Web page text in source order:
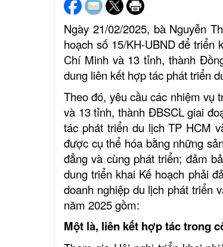
Ngày 21/02/2025, bà Nguyễn
hoạch số 15/KH-UBND để
Chí Minh và 13 tỉnh, thành
dung liên kết hợp tác phát triển
Theo đó, yêu cầu các nhiệm vụ
và 13 tỉnh, thành ĐBSCL giai
tác phát triển du lịch TP HCM
được cụ thể hóa bằng những
đẳng và cùng phát triển; đảm
dung triển khai Kế hoạch phải
doanh nghiệp du lịch phát triển
năm 2025 gồm:
Một là, liên kết hợp tác trong